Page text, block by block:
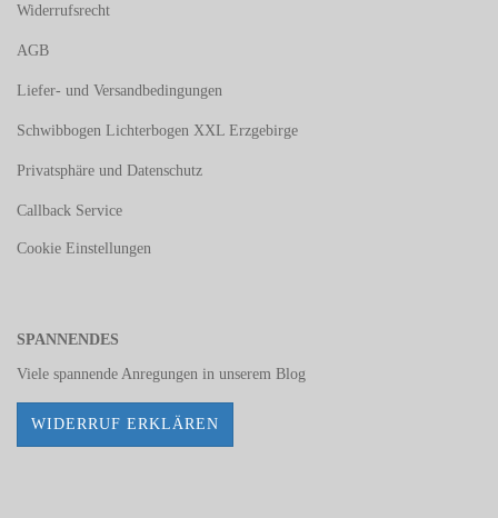
Widerrufsrecht
AGB
Liefer- und Versandbedingungen
Schwibbogen Lichterbogen XXL Erzgebirge
Privatsphäre und Datenschutz
Callback Service
Cookie Einstellungen
SPANNENDES
Viele spannende Anregungen in unserem Blog
WIDERRUF ERKLÄREN